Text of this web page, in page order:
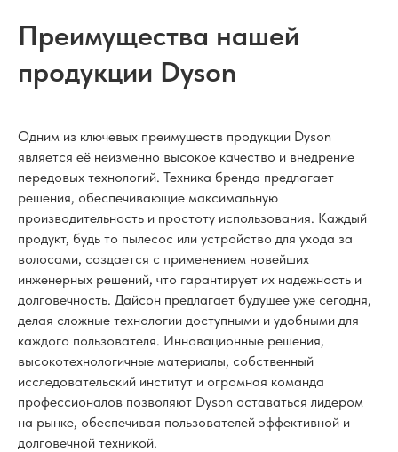
Преимущества нашей
продукции Dyson
Одним из ключевых преимуществ продукции Dyson
является её неизменно высокое качество и внедрение
передовых технологий. Техника бренда предлагает
решения, обеспечивающие максимальную
производительность и простоту использования. Каждый
продукт, будь то пылесос или устройство для ухода за
волосами, создается с применением новейших
инженерных решений, что гарантирует их надежность и
долговечность. Дайсон предлагает будущее уже сегодня,
делая сложные технологии доступными и удобными для
каждого пользователя. Инновационные решения,
высокотехнологичные материалы, собственный
исследовательский институт и огромная команда
профессионалов позволяют Dyson оставаться лидером
на рынке, обеспечивая пользователей эффективной и
долговечной техникой.